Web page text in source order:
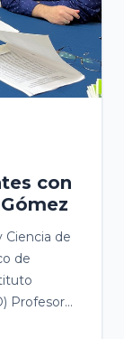
con
Ciencia de
de
Profesor